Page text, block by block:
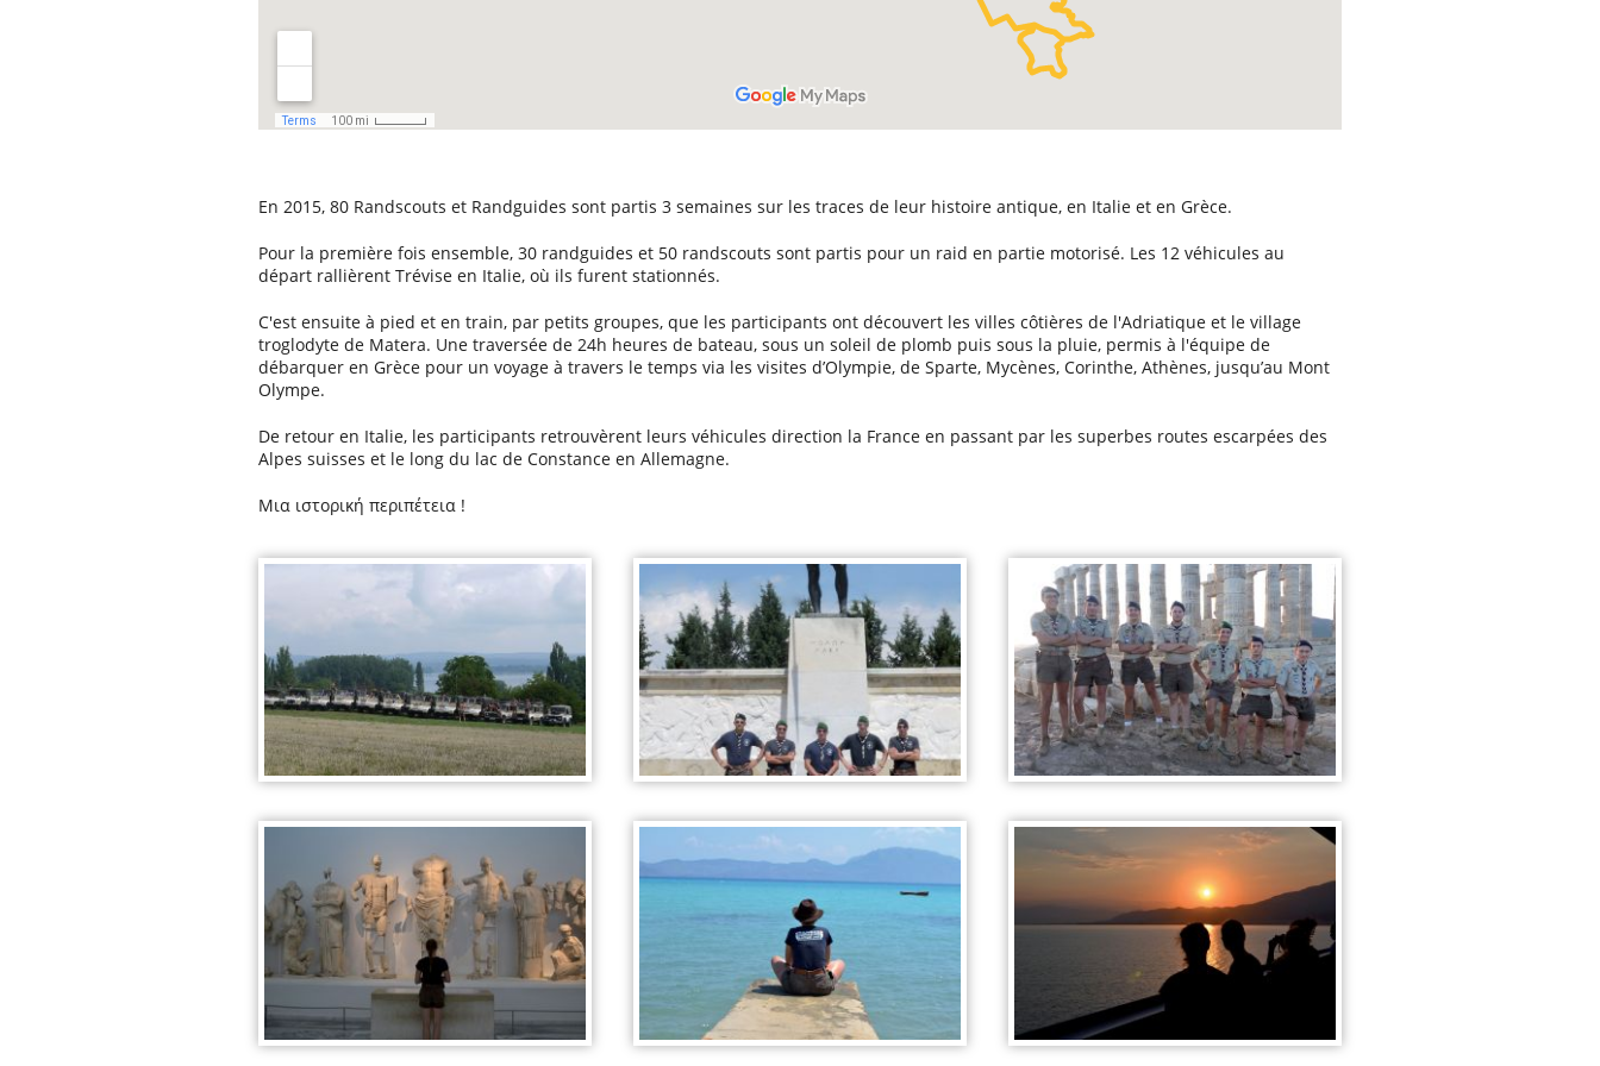
En 2015, 80 Randscouts et Randguides sont partis 3 semaines sur les traces de leur histoire antique, en Italie et en Grèce.
Pour la première fois ensemble, 30 randguides et 50 randscouts sont partis pour un raid en partie motorisé. Les 12 véhicules au
départ rallièrent Trévise en Italie, où ils furent stationnés.
C'est ensuite à pied et en train, par petits groupes, que les participants ont découvert les villes côtières de l'Adriatique et le village
troglodyte de Matera. Une traversée de 24h heures de bateau, sous un soleil de plomb puis sous la pluie, permis à l'équipe de
débarquer en Grèce pour un voyage à travers le temps via les visites d’Olympie, de Sparte, Mycènes, Corinthe, Athènes, jusqu’au Mont
Olympe.
De retour en Italie, les participants retrouvèrent leurs véhicules direction la France en passant par les superbes routes escarpées des
Alpes suisses et le long du lac de Constance en Allemagne.
Μια ιστορική περιπέτεια !